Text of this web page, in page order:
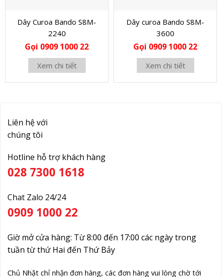
Dây Curoa Bando S8M-
2240
Gọi 0909 1000 22
Xem chi tiết
Dây curoa Bando S8M-
3600
Gọi 0909 1000 22
Xem chi tiết
Liên hệ với
chúng tôi
Hotline hỗ trợ khách hàng
028 7300 1618
Chat Zalo 24/24
0909 1000 22
Giờ mở cửa hàng: Từ 8:00 đến 17:00 các ngày trong
tuần từ thứ Hai đến Thứ Bảy
Chủ Nhật chỉ nhận đơn hàng, các đơn hàng vui lòng chờ tới